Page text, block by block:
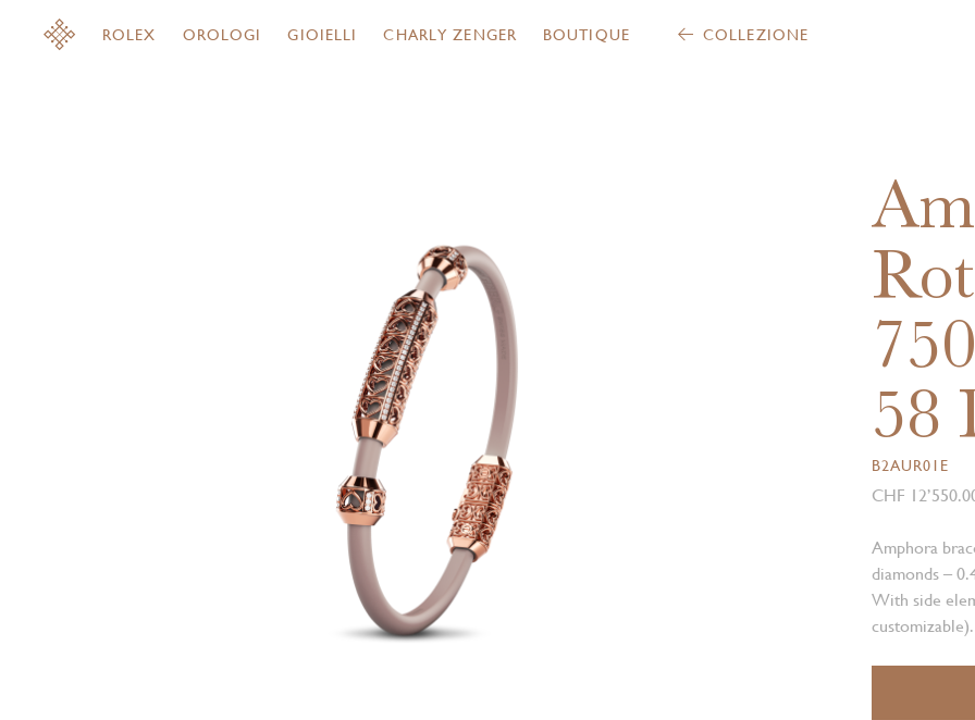
ROLEX OROLOGI GIOIELLI CHARLY ZENGER BOUTIQUE COLLEZIONE
750
58
B2AUR01E
CHF
Amphora
diamonds –
With side
customizable).